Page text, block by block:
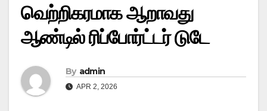
வெற்றிகரமாக ஆறாவது
ஆண்டில் ரிப்போர்ட்டர் டுடே
By admin
APR 2, 2026